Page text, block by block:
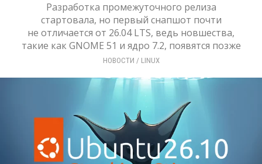
Разработка промежуточного релиза
стартовала, но первый снапшот почти
не отличается от 26.04 LTS, ведь новшества,
такие как GNOME 51 и ядро 7.2, появятся позже
НОВОСТИ / LINUX